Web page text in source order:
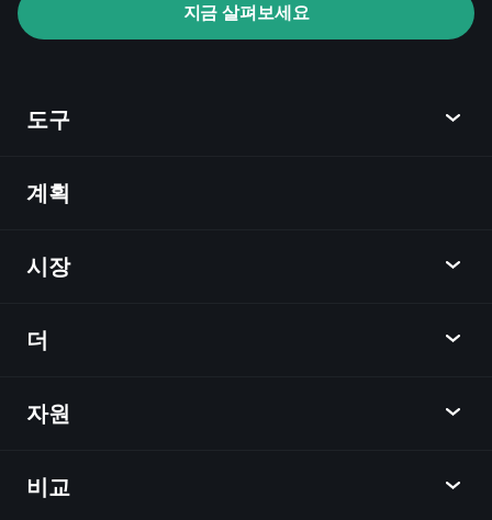
Playtrade Tournaments
포트폴리오
지금 살펴보세요
도구
발견
차트
뉴스
학습 허브
메신저
계획
시장
개요
외환
지수
더
제휴사가 되다
회사
자원
도움말 센터
비교